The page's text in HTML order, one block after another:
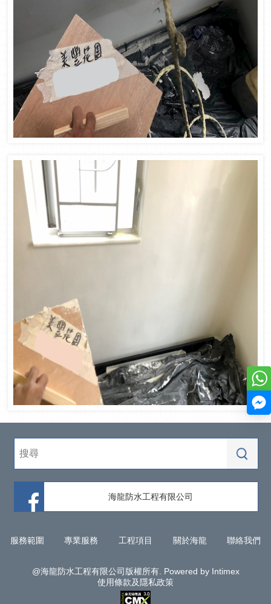
海龍防水工程有限公司
服務範圍 專業服務 工程項目 關於海龍 聯絡我們
@海龍防水工程有限公司版權所有. Powered by Intimex
使用條款及隱私政策